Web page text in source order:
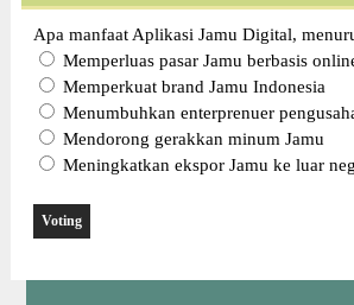
Apa manfaat Aplikasi Jamu Digital,
Memperluas pasar Jamu berbasis
Memperkuat brand Jamu Indonesia
Menumbuhkan enterprenuer
Mendorong gerakkan minum Jamu
Meningkatkan ekspor Jamu ke luar